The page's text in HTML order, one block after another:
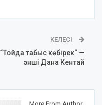
КЕЛЕСІ
“Тойда табыс көбірек“ —
әнші Дана Кентай